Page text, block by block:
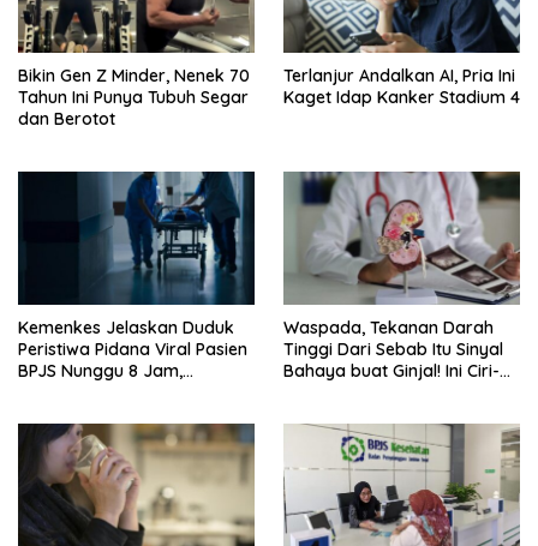
Bikin Gen Z Minder, Nenek 70
Tahun Ini Punya Tubuh Segar
dan Berotot
Terlanjur Andalkan AI, Pria Ini
Kaget Idap Kanker Stadium 4
Kemenkes Jelaskan Duduk
Peristiwa Pidana Viral Pasien
BPJS Nunggu 8 Jam,
Waspada, Tekanan Darah
Tinggi Dari Sebab Itu Sinyal
Bahaya buat Ginjal! Ini Ciri-